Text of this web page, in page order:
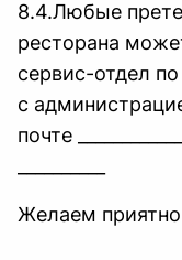
8.4.Любые
ресторана
сервис-отдел по
с
почте
Желаем